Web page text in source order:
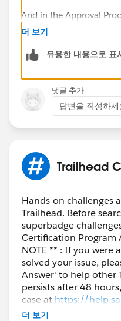
And in the Approval
update the Picklist
더 보기
유용한 내용으로 표
댓글 추가
답변을 작성하세
Trailhead
Hands-on challenges
Trailhead. Before
superbadge
Certification Program
NOTE ** : If you were
solved your issue,
Answer' to help other
persists after 48
case at https://
further assistance.
더 보기